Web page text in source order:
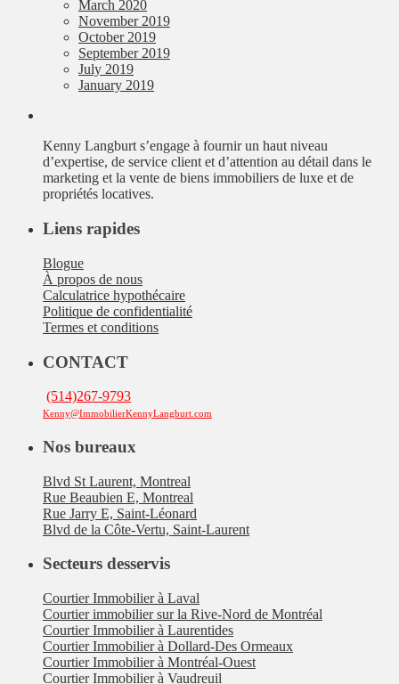
March 2020
November 2019
October 2019
September 2019
July 2019
January 2019
Kenny Langburt s’engage à fournir un haut niveau
d’expertise, de service client et d’attention au détail dans le
marketing et la vente de biens immobiliers de luxe et de
propriétés locatives.
Liens rapides
Blogue
À propos de nous
Calculatrice hypothécaire
Politique de confidentialité
Termes et conditions
CONTACT
(514)267-9793
Kenny@ImmobilierKennyLangburt.com
Nos bureaux
Blvd St Laurent, Montreal
Rue Beaubien E, Montreal
Rue Jarry E, Saint-Léonard
Blvd de la Côte-Vertu, Saint-Laurent
Secteurs desservis
Courtier Immobilier à Laval
Courtier immobilier sur la Rive-Nord de Montréal
Courtier Immobilier à Laurentides
Courtier Immobilier à Dollard-Des Ormeaux
Courtier Immobilier à Montréal-Ouest
Courtier Immobilier à Vaudreuil